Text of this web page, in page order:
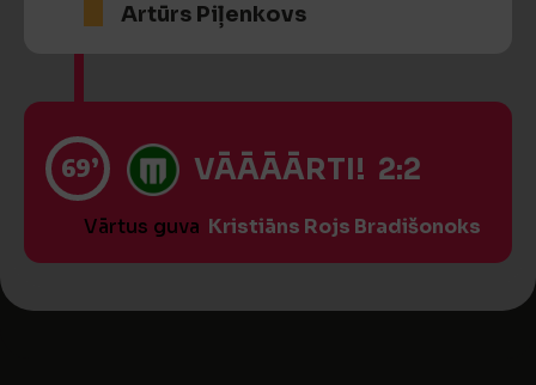
Artūrs Piļenkovs
69’ VĀĀĀĀRTI! 2:2
Vārtus guva Kristiāns Rojs Bradišonoks